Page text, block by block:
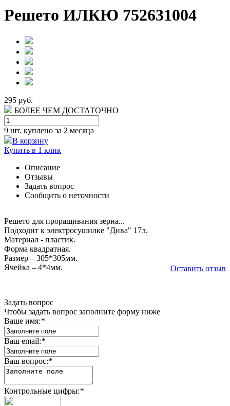
Решето ИЛКЮ 752631004
295 руб.
БОЛЕЕ ЧЕМ ДОСТАТОЧНО
9 шт. куплено за 2 месяца
В корзину
Купить в 1 клик
Описание
Отзывы
Задать вопрос
Сообщить о неточности
Решето для проращивания зерна...
Подходит к электросушилке "Дива" 17л.
Материал - пластик.
Форма квадратная.
Размер – 305*305мм.
Ячейка – 4*4мм.
Оставить отзыв
Задать вопрос
Чтобы задать вопрос заполните форму ниже
Ваше имя:*
Ваш email:*
Ваш вопрос:*
Контрольные цифры:*